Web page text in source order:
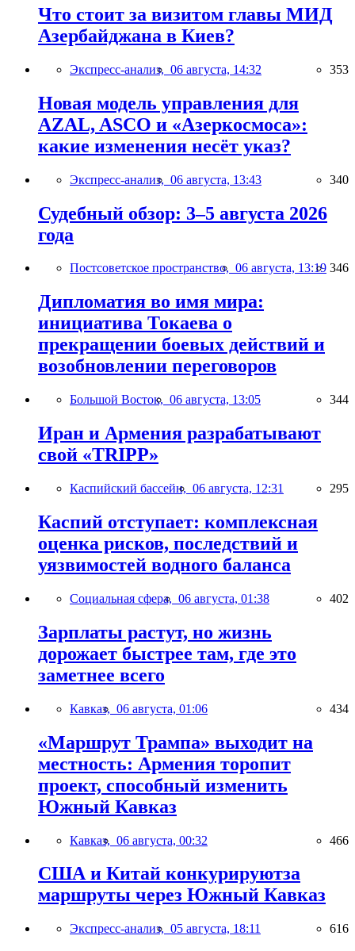
Что стоит за визитом главы МИД
Азербайджана в Киев?
Экспресс-анализ, 06 августа, 14:32 353
Новая модель управления для
AZAL, ASCO и «Азеркосмоса»:
какие изменения несёт указ?
Экспресс-анализ, 06 августа, 13:43 340
Судебный обзор: 3–5 августа 2026
года
Постсоветское пространство, 06 августа, 13:19 346
Дипломатия во имя мира:
инициатива Токаева о
прекращении боевых действий и
возобновлении переговоров
Большой Восток, 06 августа, 13:05 344
Иран и Армения разрабатывают
свой «TRIPP»
Каспийский бассейн, 06 августа, 12:31 295
Каспий отступает: комплексная
оценка рисков, последствий и
уязвимостей водного баланса
Социальная сфера, 06 августа, 01:38 402
Зарплаты растут, но жизнь
дорожает быстрее там, где это
заметнее всего
Кавказ, 06 августа, 01:06 434
«Маршрут Трампа» выходит на
местность: Армения торопит
проект, способный изменить
Южный Кавказ
Кавказ, 06 августа, 00:32 466
США и Китай конкурируютза
маршруты через Южный Кавказ
Экспресс-анализ, 05 августа, 18:11 616